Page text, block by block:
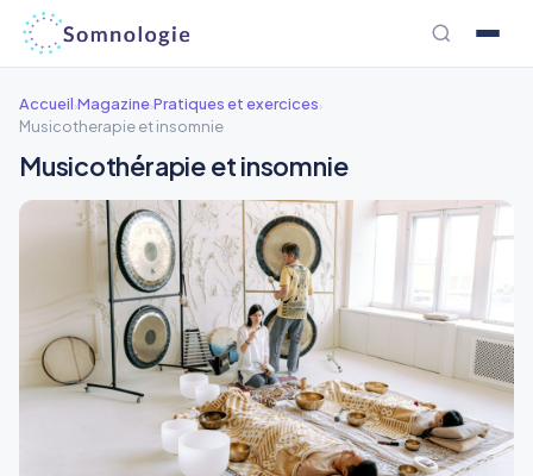
Aller
contenu
Accueil›Magazine›Pratiques et exercices›
Musicotherapie et insomnie
Musicothérapie et insomnie